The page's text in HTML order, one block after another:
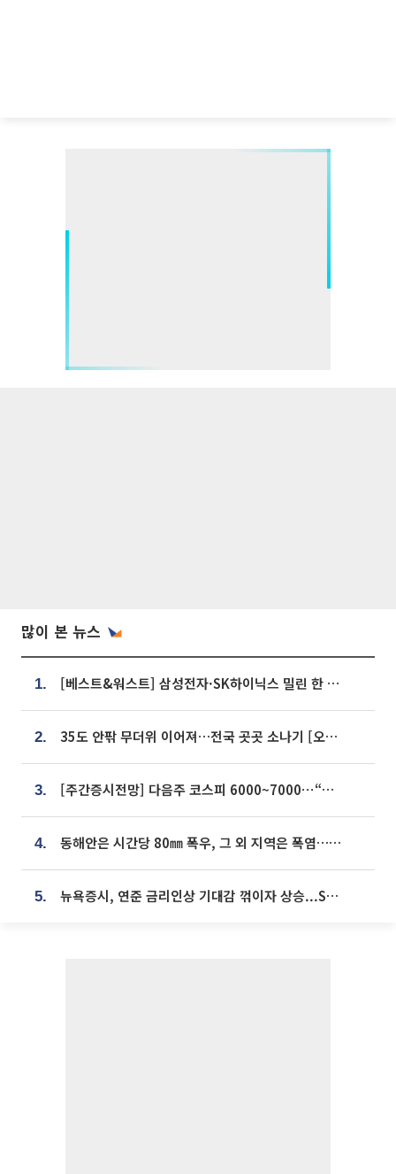
많이 본 뉴스
1. [베스트&워스트] 삼성전자·SK하이닉스 밀린 한 주…상상인증권은 85% 급등
2. 35도 안팎 무더위 이어져…전국 곳곳 소나기 [오늘 날씨]
3. [주간증시전망] 다음주 코스피 6000~7000⋯“外人 수급은 정책이 변수”
4. 동해안은 시간당 80㎜ 폭우, 그 외 지역은 폭염…‘극과 극 날씨’
5. 뉴욕증시, 연준 금리인상 기대감 꺾이자 상승...S&P500 사상 최고치 [종합]